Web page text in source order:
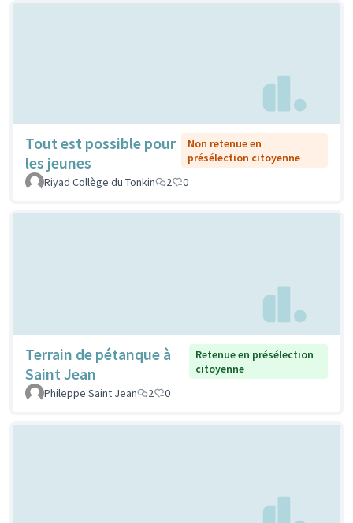
Tout est possible pour
les jeunes
Non retenue en
présélection citoyenne
Riyad Collège du Tonkin
2 0
Terrain de pétanque à
Saint Jean
Retenue en présélection
citoyenne
Phileppe Saint Jean
2 0